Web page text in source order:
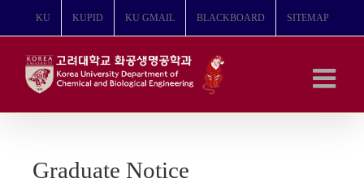
뛰
KU KUPID KU GMAIL BLACKBOARD SITEMAP
Graduate Notice